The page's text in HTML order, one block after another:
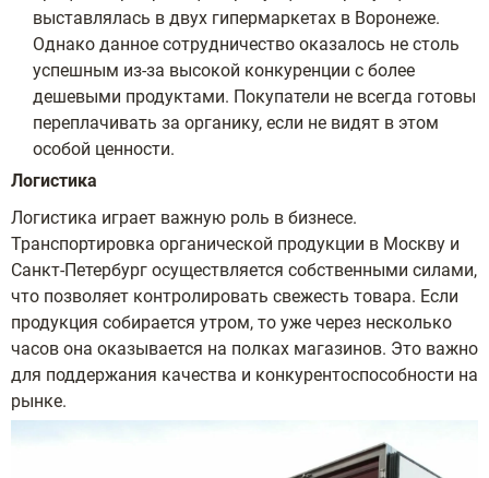
выставлялась в двух гипермаркетах в Воронеже.
Однако данное сотрудничество оказалось не столь
успешным из-за высокой конкуренции с более
дешевыми продуктами. Покупатели не всегда готовы
переплачивать за органику, если не видят в этом
особой ценности.
Логистика
Логистика играет важную роль в бизнесе.
Транспортировка органической продукции в Москву и
Санкт-Петербург осуществляется собственными силами,
что позволяет контролировать свежесть товара. Если
продукция собирается утром, то уже через несколько
часов она оказывается на полках магазинов. Это важно
для поддержания качества и конкурентоспособности на
рынке.